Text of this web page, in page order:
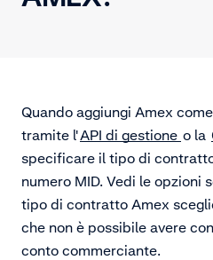
Quando aggiungi Amex
tramite l'API di gestione o la
specificare il tipo di
numero MID. Vedi le opzioni
tipo di contratto Amex
che non è possibile avere
conto commerciante.